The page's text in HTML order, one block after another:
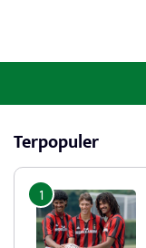
Terpopuler